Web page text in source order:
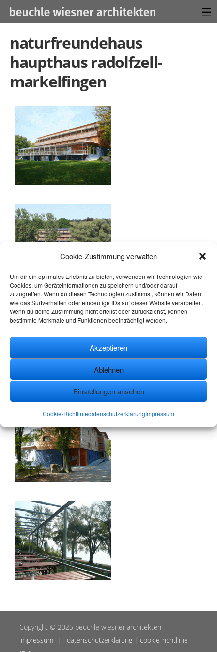
Cookie-Zustimmung verwalten
Um dir ein optimales Erlebnis zu bieten, verwenden wir Technologien wie
Cookies, um Geräteinformationen zu speichern und/oder darauf
zuzugreifen. Wenn du diesen Technologien zustimmst, können wir Daten
wie das Surfverhalten oder eindeutige IDs auf dieser Website verarbeiten.
Wenn du deine Zustimmung nicht erteilst oder zurückziehst, können
bestimmte Merkmale und Funktionen beeinträchtigt werden.
Akzeptieren
Ablehnen
Einstellungen ansehen
Cookie-RichtliniedatenschutzerklärungImpressum
☰
naturfreundehaus
haupthaus radolfzell-
markelfingen
Copyright © 2025 beuchle wiesner architekten
impressum | datenschutzerklärung | cookie-richtlinie